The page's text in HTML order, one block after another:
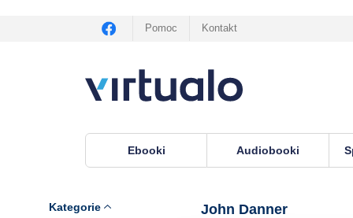
Pomoc Kontakt
Ebooki Audiobooki
Kategorie John Danner